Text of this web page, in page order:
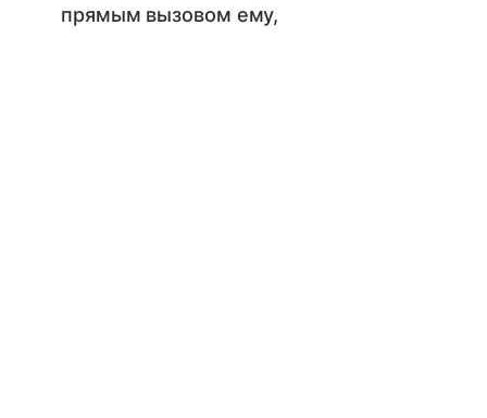
прямым вызовом ему,